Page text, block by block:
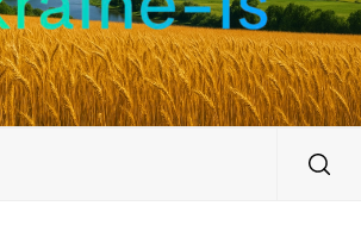
IS
ПО УКРАИНЕ